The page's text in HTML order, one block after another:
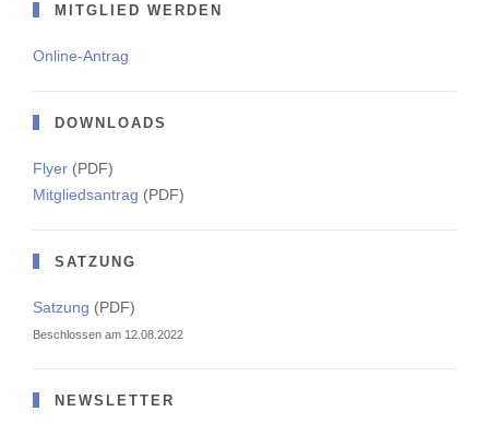
MITGLIED WERDEN
Online-Antrag
DOWNLOADS
Flyer (PDF)
Mitgliedsantrag (PDF)
SATZUNG
Satzung (PDF)
Beschlossen am 12.08.2022
NEWSLETTER